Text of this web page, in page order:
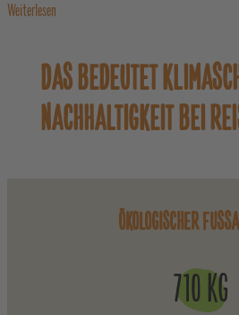
Weiterlesen
DAS BEDEUTET
NACHHALTIGKEIT BEI
ÖKOLOGISCHER
710 KG